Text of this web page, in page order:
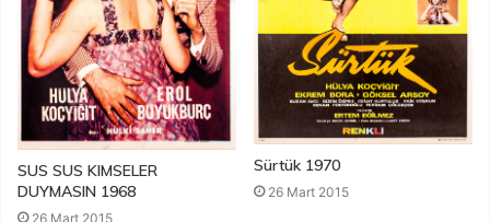
SUS SUS KIMSELER
DUYMASIN 1968
26 Mart 2015
Sürtük 1970
26 Mart 2015